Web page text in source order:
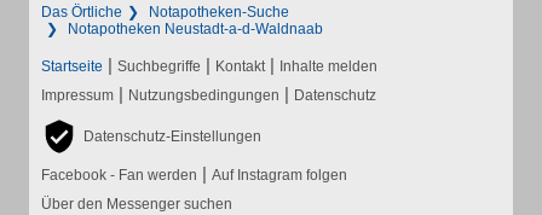
Das Örtliche
Notapotheken-Suche
Notapotheken Neustadt-a-d-Waldnaab
Startseite | Suchbegriffe | Kontakt | Inhalte melden
Impressum | Nutzungsbedingungen | Datenschutz
Datenschutz-Einstellungen
Facebook - Fan werden | Auf Instagram folgen
Über den Messenger suchen